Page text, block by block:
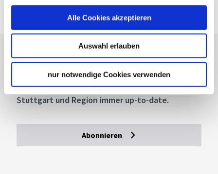
Alle Cookies akzeptieren
Auswahl erlauben
nur notwendige Cookies verwenden
Google Maps Route
Lassen Sie sich inspirieren!
Mit unserem Newsletter bleiben Sie zu Events,
Highlights und aktuellen Angeboten in
Stuttgart und Region immer up-to-date.
Abonnieren